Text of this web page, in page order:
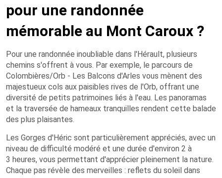
pour une randonnée
mémorable au Mont Caroux ?
Pour une randonnée inoubliable dans l'Hérault, plusieurs
chemins s'offrent à vous. Par exemple, le parcours de
Colombières/Orb - Les Balcons d'Arles vous mènent des
majestueux cols aux paisibles rives de l'Orb, offrant une
diversité de petits patrimoines liés à l'eau. Les panoramas
et la traversée de hameaux tranquilles rendent cette balade
des plus plaisantes.
Les Gorges d'Héric sont particulièrement appréciés, avec un
niveau de difficulté modéré et une durée d'environ 2 à
3 heures, vous permettant d'apprécier pleinement la nature.
Chaque pas révèle des merveilles : reflets du soleil dans